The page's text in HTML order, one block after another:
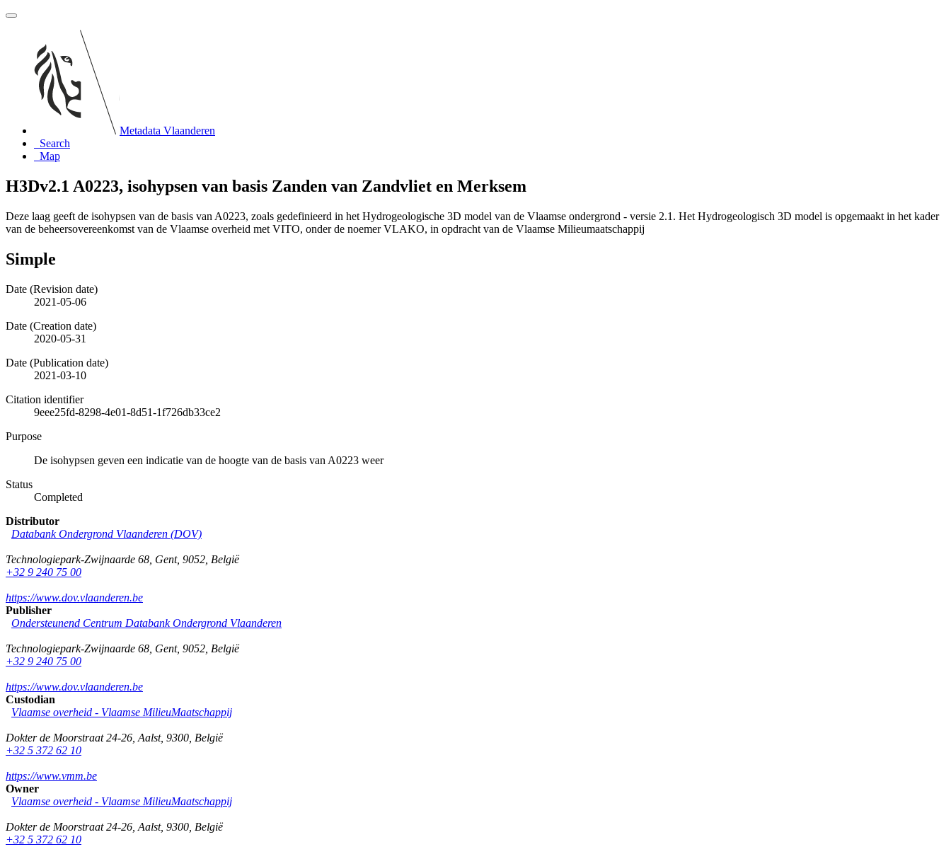
Metadata Vlaanderen
Search
Map
H3Dv2.1 A0223, isohypsen van basis Zanden van Zandvliet en Merksem
Deze laag geeft de isohypsen van de basis van A0223, zoals gedefinieerd in het Hydrogeologische 3D model van de Vlaamse ondergrond - versie 2.1. Het Hydrogeologisch 3D model is opgemaakt in het kader
van de beheersovereenkomst van de Vlaamse overheid met VITO, onder de noemer VLAKO, in opdracht van de Vlaamse Milieumaatschappij
Simple
Date (Revision date)
2021-05-06
Date (Creation date)
2020-05-31
Date (Publication date)
2021-03-10
Citation identifier
9eee25fd-8298-4e01-8d51-1f726db33ce2
Purpose
De isohypsen geven een indicatie van de hoogte van de basis van A0223 weer
Status
Completed
Distributor
Databank Ondergrond Vlaanderen (DOV)
Technologiepark-Zwijnaarde 68 Gent, 9052 België
+32 9 240 75 00
https://www.dov.vlaanderen.be
Publisher
Ondersteunend Centrum Databank Ondergrond Vlaanderen
Technologiepark-Zwijnaarde 68 Gent, 9052 België
+32 9 240 75 00
https://www.dov.vlaanderen.be
Custodian
Vlaamse overheid - Vlaamse MilieuMaatschappij
Dokter de Moorstraat 24-26 Aalst, 9300 België
+32 5 372 62 10
https://www.vmm.be
Owner
Vlaamse overheid - Vlaamse MilieuMaatschappij
Dokter de Moorstraat 24-26 Aalst, 9300 België
+32 5 372 62 10